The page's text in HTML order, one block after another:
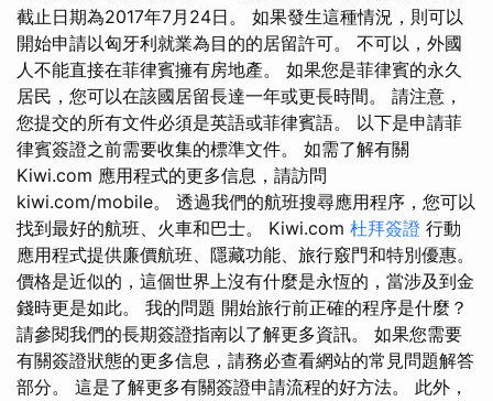
截止日期為2017年7月24日。 如果發生這種情況，則可以
開始申請以匈牙利就業為目的的居留許可。 不可以，外國
人不能直接在菲律賓擁有房地產。 如果您是菲律賓的永久
居民，您可以在該國居留長達一年或更長時間。 請注意，
您提交的所有文件必須是英語或菲律賓語。 以下是申請菲
律賓簽證之前需要收集的標準文件。 如需了解有關
Kiwi.com 應用程式的更多信息，請訪問
kiwi.com/mobile。 透過我們的航班搜尋應用程序，您可以
找到最好的航班、火車和巴士。 Kiwi.com 杜拜簽證 行動
應用程式提供廉價航班、隱藏功能、旅行竅門和特別優惠。
價格是近似的，這個世界上沒有什麼是永恆的，當涉及到金
錢時更是如此。 我的問題 開始旅行前正確的程序是什麼？
請參閱我們的長期簽證指南以了解更多資訊。 如果您需要
有關簽證狀態的更多信息，請務必查看網站的常見問題解答
部分。 這是了解更多有關簽證申請流程的好方法。 此外，